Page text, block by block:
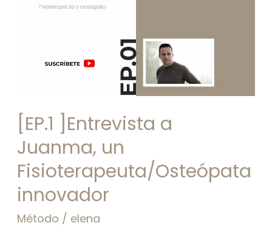
[EP.1 ]Entrevista a
Juanma, un
Fisioterapeuta/Osteópata
innovador
Método / elena
Juanma,
Fisioterapeuta/Osteópata
innovador